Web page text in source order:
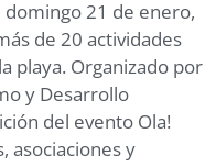
domingo 21 de enero,
de 20 actividades
playa. Organizado por
y Desarrollo
del evento Ola!
asociaciones y